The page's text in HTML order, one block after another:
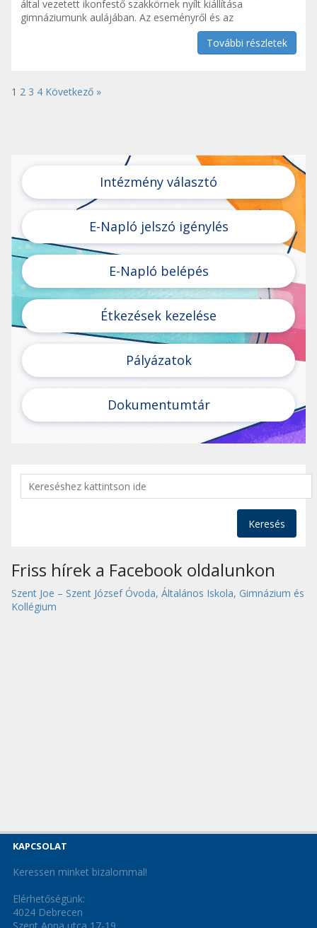
által vezetett ikonfestő szakkörnek nyílt kiállítása
gimnáziumunk aulájában. Az eseményről és az
További részletek
1 2 3 4 Következő »
Intézmény választó
E-Napló jelszó igénylés
E-Napló belépés
Étkezések kezelése
Pályázatok
Dokumentumtár
Keresés
Friss hírek a Facebook oldalunkon
Szent Joe – Szent József Óvoda, Általános Iskola, Gimnázium és
Kollégium
KAPCSOLAT
Keressen minket bizalommal!
Elérhetőségünk:
4024 Debrecen